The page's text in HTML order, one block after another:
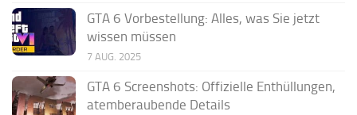
GTA 6 Vorbestellung: Alles, was Sie jetzt
wissen müssen
7 AUG. 2025
GTA 6 Screenshots: Offizielle Enthüllungen,
atemberaubende Details